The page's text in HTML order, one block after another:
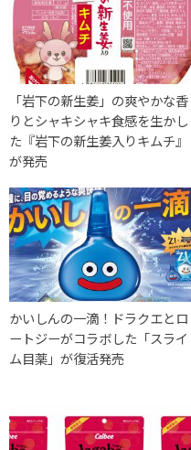
「岩下の新生姜」の爽やかな香
りとシャキシャキ食感を生かし
た『岩下の新生姜入りキムチ』
が発売
かいしんの一滴！ドラクエとロ
ートジーがコラボした「スライ
ム目薬」が復活発売